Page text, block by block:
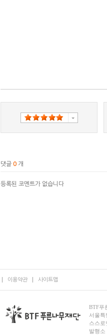
댓글 0 개
등록된 코멘트가 없습니다
이용약관 사이트맵
BTF푸
서울
스스로
발행소